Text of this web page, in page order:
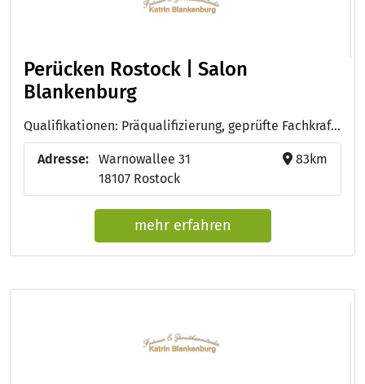
Perücken Rostock | Salon
Blankenburg
Qualifikationen: Präqualifizierung, geprüfte Fachkraft für Zweithaar, Friseurmeisterin, diverse Qualifikationen zur Zweithaarspezialistin, Unternehmerin des Jahres
Adresse:
Warnowallee 31
18107 Rostock
83km
mehr erfahren